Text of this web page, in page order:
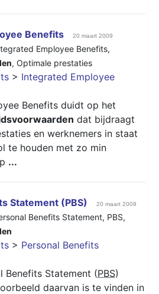
Benefits 20 maart 2009
Employee Benefits,
, Optimale prestaties
> Integrated Employee
Benefits duidt op het
dat bijdraagt
en werknemers in staat
te houden met zo min
...
Statement (PBS) 20 maart 2009
Benefits Statement, PBS,
> Personal Benefits
Benefits Statement (PBS)
daarvan is te vinden in